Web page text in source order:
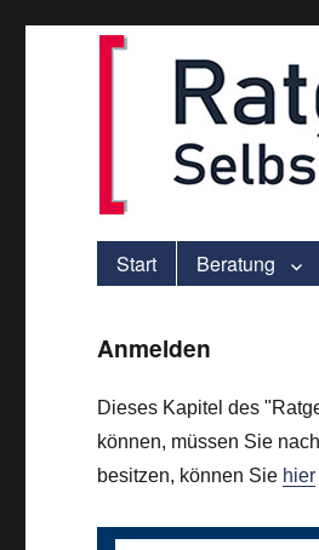
ver.di-Beratung für Solo-
Start Beratung
Anmelden
Dieses Kapitel des
können, müssen Sie
besitzen, können Sie hier